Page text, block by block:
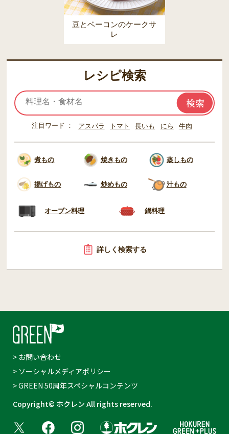
豆とベーコンのケークサ
レ
レシピ検索
注目ワード アスパラ トマト 長いも にら 牛肉
煮もの 焼きもの 蒸しもの
揚げもの 炒めもの 汁もの
オーブン料理 鍋料理
詳しく検索する
> お問い合わせ
> ソーシャルメディアポリシー
> GREEN 50周年スペシャルコンテンツ
Copyright© ホクレン All rights reserved.